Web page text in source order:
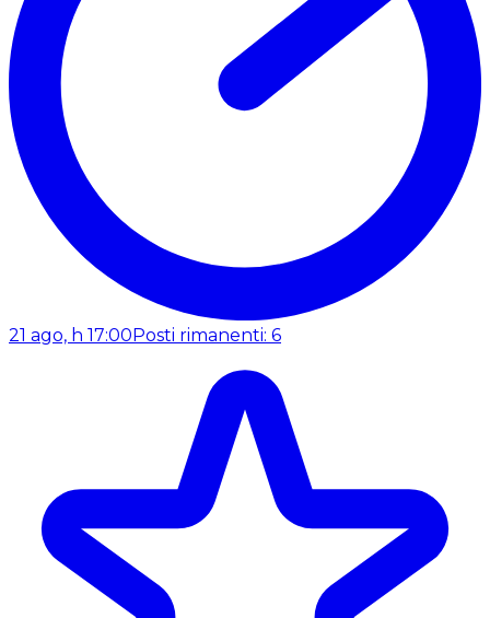
21 ago, h 17:00 Posti rimanenti: 6